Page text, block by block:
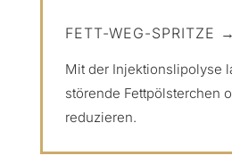
FETT-WEG-SPRITZE →
Mit der Injektionslipolyse
störende Fettpölsterchen
reduzieren.